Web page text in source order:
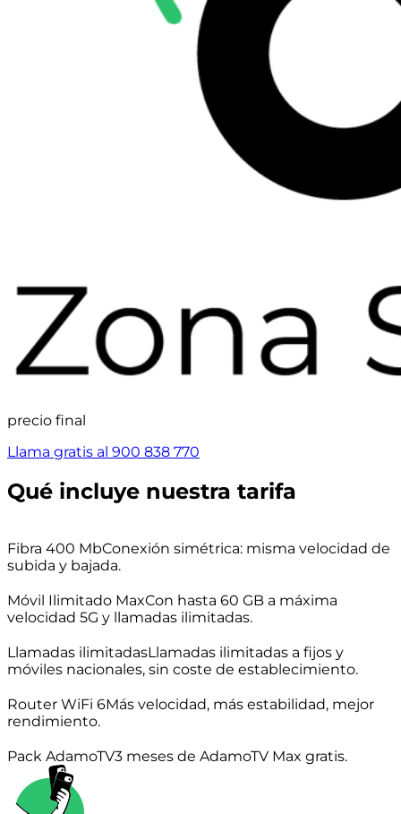
precio final
Llama gratis al 900 838 770
Qué incluye nuestra tarifa
Fibra 400 MbConexión simétrica: misma velocidad de
subida y bajada.
Móvil Ilimitado MaxCon hasta 60 GB a máxima
velocidad 5G y llamadas ilimitadas.
Llamadas ilimitadasLlamadas ilimitadas a fijos y
móviles nacionales, sin coste de establecimiento.
Router WiFi 6Más velocidad, más estabilidad, mejor
rendimiento.
Pack AdamoTV3 meses de AdamoTV Max gratis.